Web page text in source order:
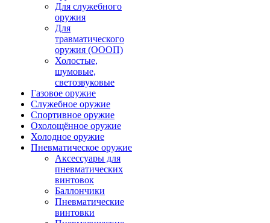
Для служебного
оружия
Для
травматического
оружия (ОООП)
Холостые,
шумовые,
светозвуковые
Газовое оружие
Служебное оружие
Спортивное оружие
Охолощённое оружие
Холодное оружие
Пневматическое оружие
Аксессуары для
пневматических
винтовок
Баллончики
Пневматические
винтовки